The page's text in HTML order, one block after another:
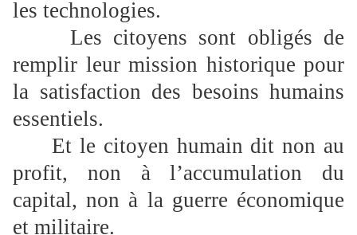
les technologies.
Les citoyens sont obligés de
remplir leur mission historique pour
la satisfaction des besoins humains
essentiels.
Et le citoyen humain dit non au
profit, non à l’accumulation du
capital, non à la guerre économique
et militaire.